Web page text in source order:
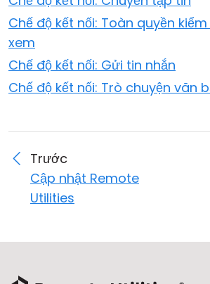
Chế độ kết nối: Toàn quyền
xem
Chế độ kết nối: Gửi tin nhắn
Chế độ kết nối: Trò chuyện văn
Trước
Cập nhật Remote
Utilities